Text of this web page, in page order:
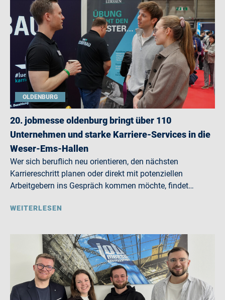
OLDENBURG
20. jobmesse oldenburg bringt über 110
Unternehmen und starke Karriere-Services in die
Weser-Ems-Hallen
Wer sich beruflich neu orientieren, den nächsten
Karriereschritt planen oder direkt mit potenziellen
Arbeitgebern ins Gespräch kommen möchte, findet…
WEITERLESEN